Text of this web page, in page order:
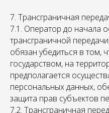
7. Трансграничная
7.1. Оператор до начала
трансграничной
обязан убедиться в том,
государством, на
предполагается
персональных данных,
защита прав субъектов
7.2. Трансграничная